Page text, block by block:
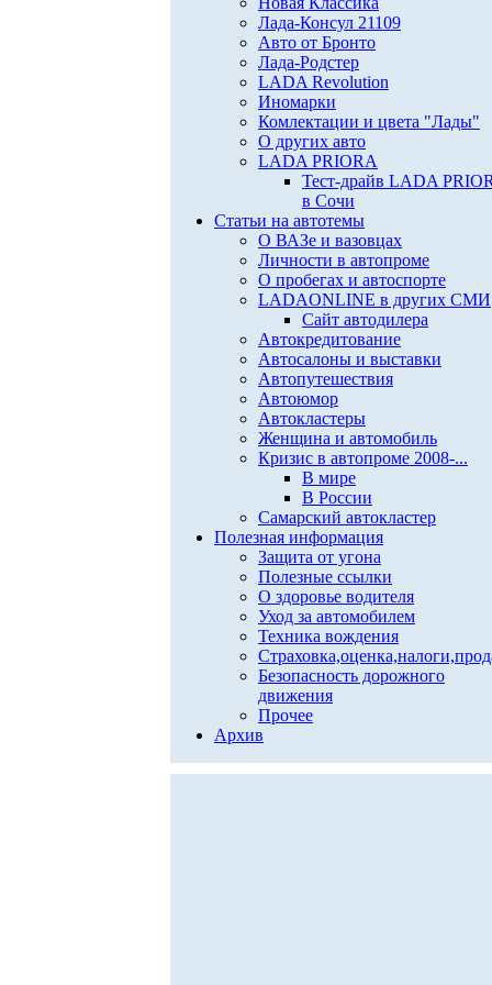
Лада-Консул 21109
Авто от Бронто
Лада-Родстер
LADA Revolution
Иномарки
Комлектации и цвета "Лады"
О других авто
LADA PRIORA
Тест-драйв LADA
в Сочи
Статьи на автотемы
О ВАЗе и вазовцах
Личности в автопроме
О пробегах и автоспорте
LADAONLINE в других СМИ
Сайт автодилера
Автокредитование
Автосалоны и выставки
Автопутешествия
Автоюмор
Автокластеры
Женщина и автомобиль
Кризис в автопроме 2008-...
В мире
В России
Самарский автокластер
Полезная информация
Защита от угона
Полезные ссылки
О здоровье водителя
Уход за автомобилем
Техника вождения
Безопасность дорожного
движения
Прочее
Архив